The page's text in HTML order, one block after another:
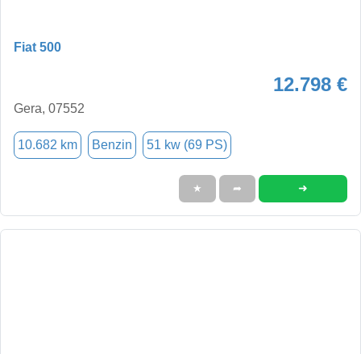
Fiat 500
12.798 €
Gera, 07552
10.682 km Benzin 51 kw (69 PS)
★ ➦ ➜